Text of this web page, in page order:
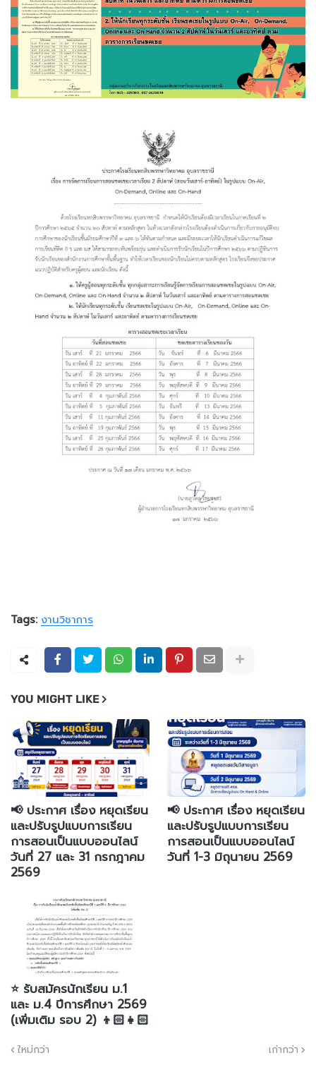
Tags: งานวิชาการ
YOU MIGHT LIKE
📢 ประกาศ เรื่อง หยุดเรียน
และปรับรูปแบบการเรียน
การสอนเป็นแบบออนไลน์
วันที่ 27 และ 31 กรกฎาคม
2569
📢 ประกาศ เรื่อง หยุดเรียน
และปรับรูปแบบการเรียน
การสอนเป็นแบบออนไลน์
วันที่ 1-3 มิถุนายน 2569
⭐️ รับสมัครนักเรียน ม.1
และ ม.4 ปีการศึกษา 2569
(เพิ่มเติม รอบ 2) 👦🏻👧🏻
ใหม่กว่า เก่ากว่า